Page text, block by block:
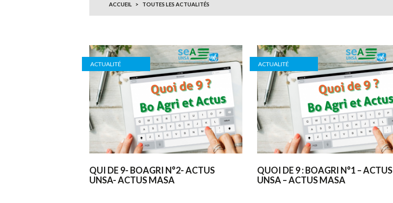
ACCUEIL TOUTES LES ACTUALITÉS
ACTUALITÉ
QUI DE 9- BOAGRI N°2- ACTUS
UNSA- ACTUS MASA
ACTUALITÉ
QUOI DE 9 : BOAGRI N°1 – ACTUS
UNSA – ACTUS MASA